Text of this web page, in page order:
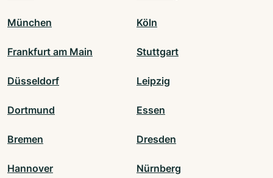
München Köln
Frankfurt am Main Stuttgart
Düsseldorf Leipzig
Dortmund Essen
Bremen Dresden
Hannover Nürnberg